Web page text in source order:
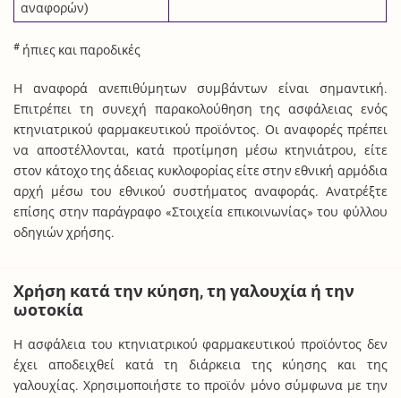
αναφορών)
# ήπιες και παροδικές
Η αναφορά ανεπιθύμητων συμβάντων είναι σημαντική.
Επιτρέπει τη συνεχή παρακολούθηση της ασφάλειας ενός
κτηνιατρικού φαρμακευτικού προϊόντος. Οι αναφορές πρέπει
να αποστέλλονται, κατά προτίμηση μέσω κτηνιάτρου, είτε
στον κάτοχο της άδειας κυκλοφορίας είτε στην εθνική αρμόδια
αρχή μέσω του εθνικού συστήματος αναφοράς. Ανατρέξτε
επίσης στην παράγραφο «Στοιχεία επικοινωνίας» του φύλλου
οδηγιών χρήσης.
Χρήση κατά την κύηση, τη γαλουχία ή την
ωοτοκία
Η ασφάλεια του κτηνιατρικού φαρμακευτικού προϊόντος δεν
έχει αποδειχθεί κατά τη διάρκεια της κύησης και της
γαλουχίας. Χρησιμοποιήστε το προϊόν μόνο σύμφωνα με την